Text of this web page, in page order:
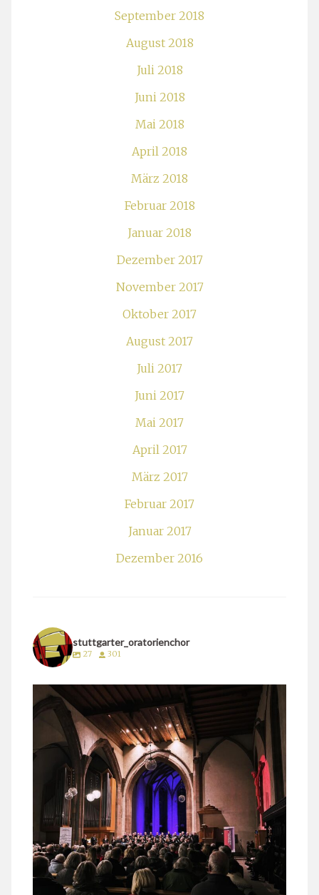
September 2018
August 2018
Juli 2018
Juni 2018
Mai 2018
April 2018
März 2018
Februar 2018
Januar 2018
Dezember 2017
November 2017
Oktober 2017
August 2017
Juli 2017
Juni 2017
Mai 2017
April 2017
März 2017
Februar 2017
Januar 2017
Dezember 2016
stuttgarter_oratorienchor
27 301
stuttgarter_oratorienchor
März 24